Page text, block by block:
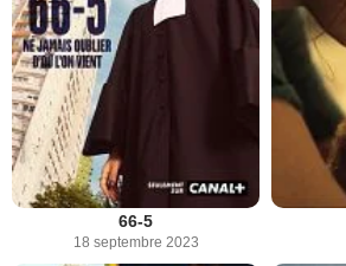
66-5
18 septembre 2023